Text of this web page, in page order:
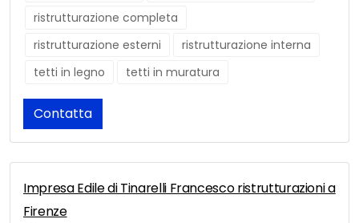
ristrutturazione completa
ristrutturazione esterni
ristrutturazione interna
tetti in legno
tetti in muratura
Contatta
Impresa Edile di Tinarelli Francesco ristrutturazioni a
Firenze